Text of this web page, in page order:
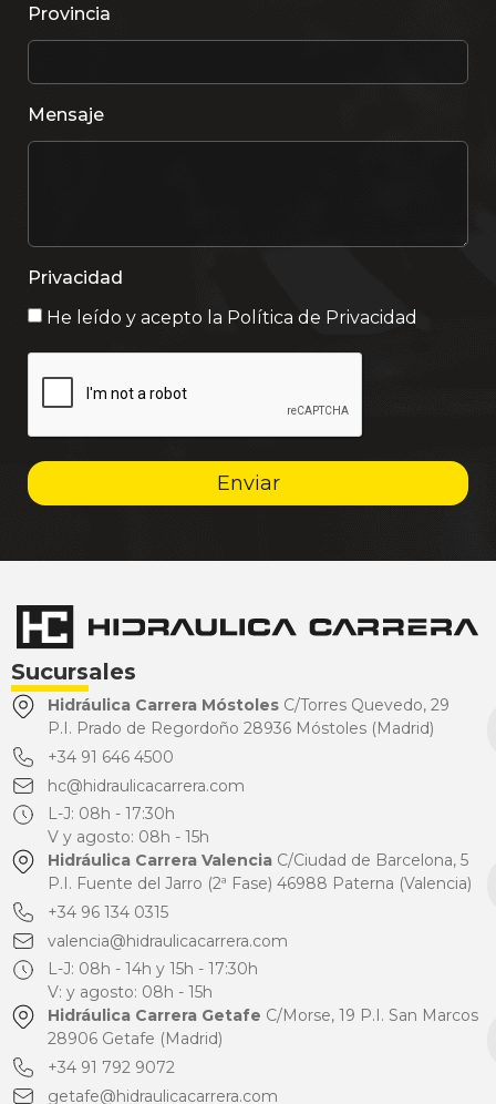
Provincia
Mensaje
Privacidad
He leído y acepto la Política de Privacidad
Enviar
Sucursales
Hidráulica Carrera MóstolesC/Torres Quevedo, 29
P.I. Prado de Regordoño 28936 Móstoles (Madrid)
+34 91 646 4500
hc@hidraulicacarrera.com
L-J: 08h - 17:30h
V y agosto: 08h - 15h
Hidráulica Carrera ValenciaC/Ciudad de Barcelona, 5
P.I. Fuente del Jarro (2ª Fase) 46988 Paterna (Valencia)
+34 96 134 0315
valencia@hidraulicacarrera.com
L-J: 08h - 14h y 15h - 17:30h
V: y agosto: 08h - 15h
Hidráulica Carrera Getafe C/Morse, 19 P.I. San Marcos
28906 Getafe (Madrid)
+34 91 792 9072
getafe@hidraulicacarrera.com